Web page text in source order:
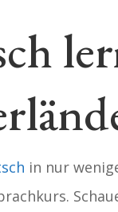
in nur